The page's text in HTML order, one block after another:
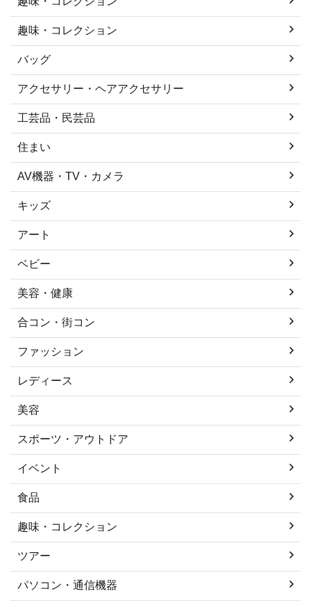
趣味・コレクション
バッグ
アクセサリー・ヘアアクセサリー
工芸品・民芸品
住まい
AV機器・TV・カメラ
キッズ
アート
ベビー
美容・健康
合コン・街コン
ファッション
レディース
美容
スポーツ・アウトドア
イベント
食品
趣味・コレクション
ツアー
パソコン・通信機器